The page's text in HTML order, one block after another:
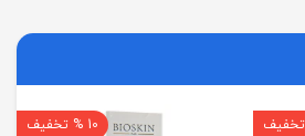
10 % تخفیف